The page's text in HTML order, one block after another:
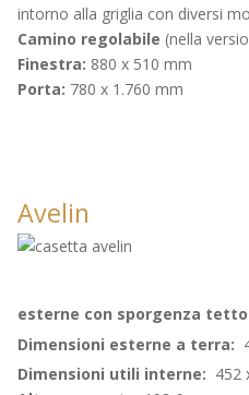
intorno alla griglia con diversi
Camino regolabile (nella
Finestra: 880 x 510 mm
Porta: 780 x 1.760 mm
Avelin
esterne con sporgenza
Dimensioni esterne a terra:
Dimensioni utili interne: 452